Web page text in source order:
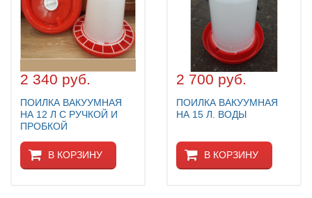
2 340 руб.
ПОИЛКА ВАКУУМНАЯ
НА 12 Л С РУЧКОЙ И
ПРОБКОЙ
В КОРЗИНУ
2 700 руб.
ПОИЛКА ВАКУУМНАЯ
НА 15 Л. ВОДЫ
В КОРЗИНУ